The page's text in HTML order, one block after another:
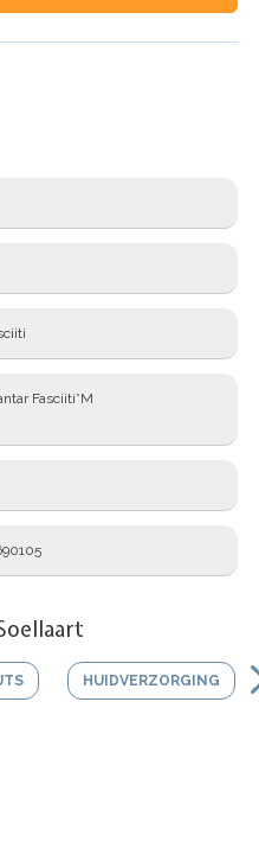
Fasciiti*M
HUIDVERZORGING